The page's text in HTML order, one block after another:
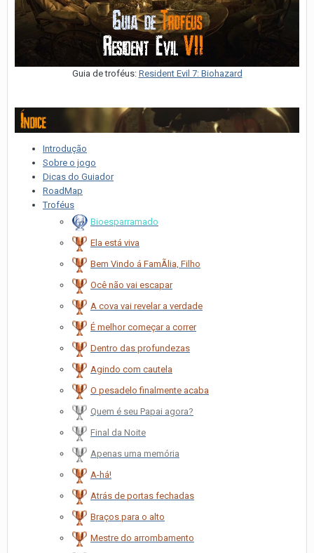
Guia de troféus: Resident Evil 7: Biohazard
Introdução
Sobre o jogo
Dicas do Guiador
RoadMap
Troféus
Bioesparramado
Ela está viva
Bem Vindo á FamÃ­lia, Filho
Ocê não vai escapar
A cova vai revelar a verdade
É melhor começar a correr
Dentro das profundezas
Agindo com cautela
O pesadelo finalmente acaba
Quem é seu Papai agora?
Final da Noite
Apenas uma memória
A-há!
Atrás de portas fechadas
Braços para o alto
Mestre do arrombamento